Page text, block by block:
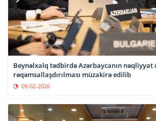
Beynəlxalq tədbirdə Azərbaycanın nəqliyyat
rəqəmsallaşdırılması müzakirə edilib
09-02-2026